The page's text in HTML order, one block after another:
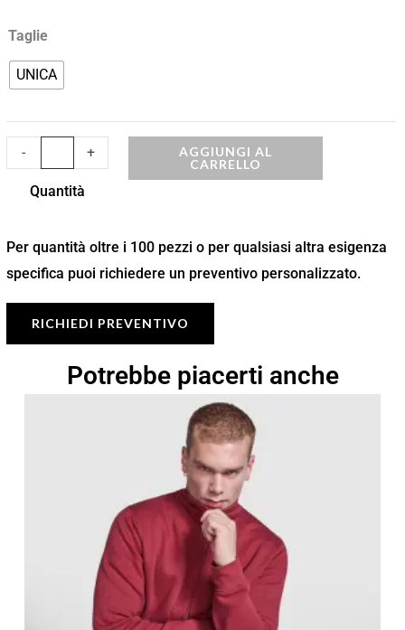
Taglie
UNICA
- +
AGGIUNGI AL
CARRELLO
Quantità
Per quantità oltre i 100 pezzi o per qualsiasi altra esigenza
specifica puoi richiedere un preventivo personalizzato.
RICHIEDI PREVENTIVO
Potrebbe piacerti anche
di
prezzo:
da
17,47 €
24,95 €